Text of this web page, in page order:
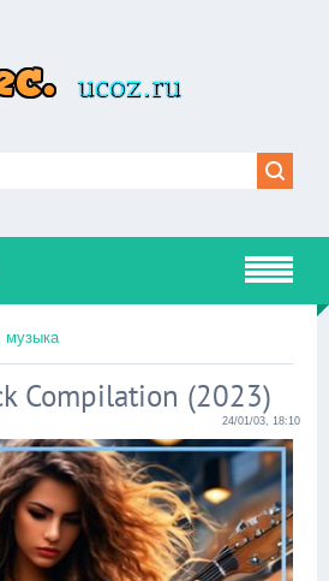
музыка
Compilation (2023)
24/01/03, 18:10